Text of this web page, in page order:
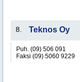
8. Teknos Oy
Puh. (09) 506 091
Faksi (09) 5060 9229